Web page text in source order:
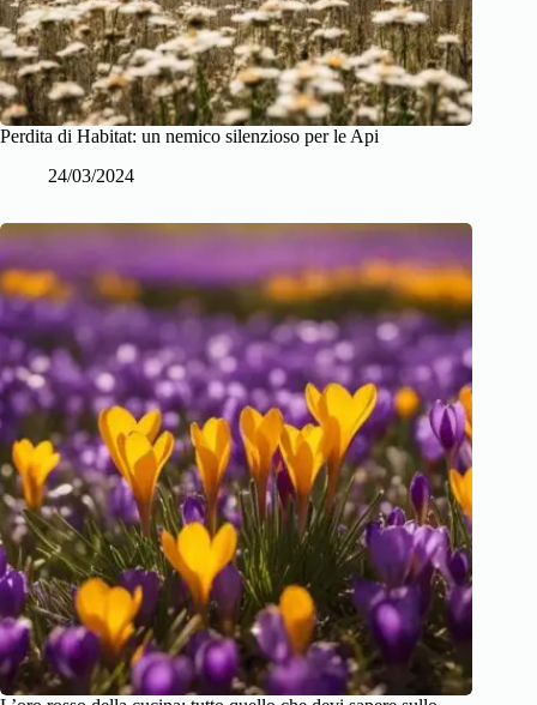
Perdita di Habitat: un nemico silenzioso per le Api
24/03/2024